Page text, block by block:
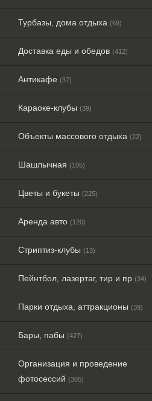
Турбазы, дома отдыха (69)
Доставка еды и обедов (412)
Антикафе (37)
Караоке-клубы (39)
Объекты массового отдыха (22)
Шашлычная (105)
Цветы и букеты (225)
Аренда авто (120)
Стриптиз-клубы (13)
Пейнтбол, лазертаг, тир и пр (34)
Парки отдыха, аттракционы (39)
Бары, пабы (427)
Организация и проведение
фотосессий (305)